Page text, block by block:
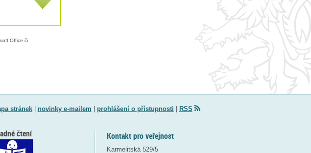
Office či
stránek| novinky e-mailem prohlášení o přístupnosti RSS
Kontakt pro veřejnost
Karmelitská 529/5
čtení